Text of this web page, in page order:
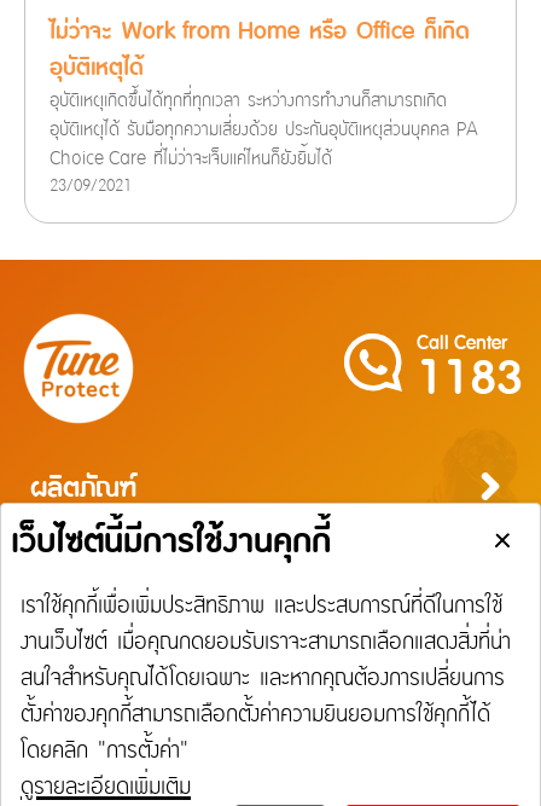
ไม่ว่าจะ Work from Home หรือ Office ก็เกิด
อุบัติเหตุได้
อุบัติเหตุเกิดขึ้นได้ทุกที่ทุกเวลา ระหว่างการทำงานก็สามารถเกิด
อุบัติเหตุได้ รับมือทุกความเสี่ยงด้วย ประกันอุบัติเหตุส่วนบุคคล PA
Choice Care ที่ไม่ว่าจะเจ็บแค่ไหนก็ยังยิ้มได้
23/09/2021
Call Center
1183
ผลิตภัณฑ์
ประกันภัยสำหรับบุคคล
ประกันภัยการเดินทาง
ประกันภัยสำหรับธุรกิจ
ประกันความเสี่ยงภัยทุกชนิดสำหรับงานรับเหมาก่อสร้าง/ติดตั้งเครื่องจักร
ประกันความเสี่ยงภัยทุกชนิดของอุตสาหกรรม
ความรับผิดต่อบุคคลภายนอก
ประกันภัยธุรกิจหยุดชะงัก
ประกันภัยทางทะเล และขนส่ง
ประกันอัคคีภัย
บริการ
บริการ
Tune Care
Tune Connect
แจ้งใช้สิทธิลดหย่อนภาษี
Lounge Pass
เรียกร้องสินไหม
การประกันภัยเดินทาง
การเรียกร้องค่าสินไหมทดแทนกรณีรักษาพยาบาลจากการเจ็บป่วย
การเรียกร้องค่าสินไหมทดแทนกรณีรักษาพยาบาลจากอุบัติเหตุ
การเรียกร้องค่าสินไหมทดแทนกรณีการเลื่อนหรือการบอกเลิกการเดินทาง / การล่าช้าใน
การเดินทาง / การสูญเสียหรือเสียหายของกระเป๋าเดินทาง
การประกันภัยอุบัติเหตุส่วนบุคคล
การเรียกร้องค่าสินไหมทดแทนกรณีประกันภัยอุบัติเหตุส่วนบุคคล
การประกันภัยสุขภาพ
การเรียกร้องค่าสินไหมทดแทนกรณีโรคร้ายแรง / โรคเบาหวาน
การประกันภัยบ้าน
การเรียกร้องค่าสินไหมทดแทนประกันภัยบ้าน
การประกันภัยรถยนต์
การเรียกร้อนค่าสินไหมทดแทนประกันภัยรถยนต์
การประกันภัยความเสี่ยงภัยทรัพย์สิน / อัคคีภัย
การเรียกร้องค่าสินไหมทดแทนประเภทความเสี่ยงภัยทรัพย์สิน
การเรียกร้องค่าสินไหมทดแทนประเภทอัคคีภัย
การประกันภัยความรับผิดต่อบุคคลภายนอก
การเรียกร้องค่าสินไหมทดแทนความรับผิดต่อบุคคลภายนอก
การประกันภัยทางทะเลและขนส่ง
การเรียกร้องค่าสินไหมทดแทนประกันภัยทางทะเลและขนส่ง
ประกันภัยแรงงานต่างด้าว
ประกันภัยแรงงานต่างด้าว
ประกันภัยชดเชยรายได้ ชิลชัวร์
ประกันภัยชดเชยรายได้ ชิลชัวร์
เกี่ยวกับ Tune Protect
เกี่ยวกับ Tune Protect
ประวัติองค์กร
การกำกับดูแลกิจการ
ติดต่อเรา
Tune Protect Group
พันธมิตร
โรงพยาบาล
อู่ในเครือ